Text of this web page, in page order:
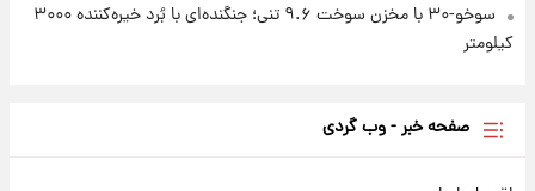
سوخو-۳۰ با مخزن سوخت ۹.۶ تنی؛ جنگنده‌ای با بُرد خیره‌کننده ۳۰۰۰
کیلومتر
صفحه خبر - وب گردی